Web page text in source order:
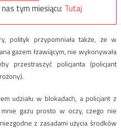
tym miesiącu: Tutaj
polityk przypomniała także, że w
gazem łzawiącym, nie wykonywała
przestraszyć policjanta (policjant
udziału w blokadach, a policjant z
gazu prosto w oczy, czego nie
z zasadami użycia środków